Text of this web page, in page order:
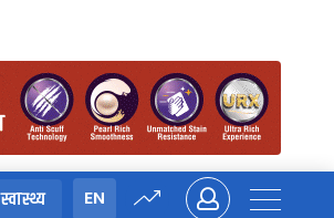
स्वास्थ्य EN